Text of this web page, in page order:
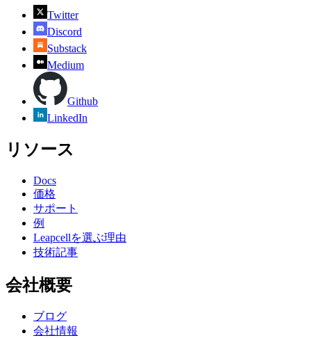
Twitter
Discord
Substack
Medium
Github
LinkedIn
リソース
Docs
価格
サポート
例
Leapcellを選ぶ理由
技術記事
会社概要
ブログ
会社情報